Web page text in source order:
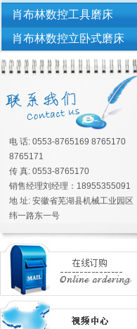
肖布林数控工具磨床
肖布林数控立卧式磨床
电 话: 0553-8765169 8765170
8765171
传 真: 0553-8765170
销售经理刘经理：18955355091
地 址: 安徽省芜湖县机械工业园区
纬一路东一号